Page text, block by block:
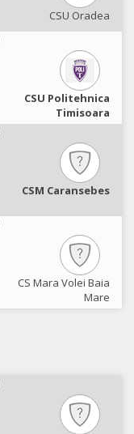
CSU Oradea
CSU Politehnica
Timisoara
CSM Caransebes
CS Mara Volei Baia
Mare